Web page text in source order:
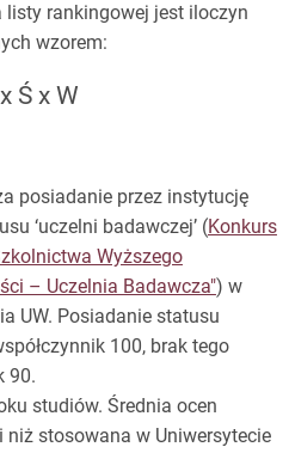
rankingowej jest iloczyn
wzorem:
Ś x W
posiadanie przez instytucję
‘uczelni badawczej’ (Konkurs
Wyższego
– Uczelnia Badawcza") w
UW. Posiadanie statusu
100, brak tego
90.
studiów. Średnia ocen
stosowana w Uniwersytecie